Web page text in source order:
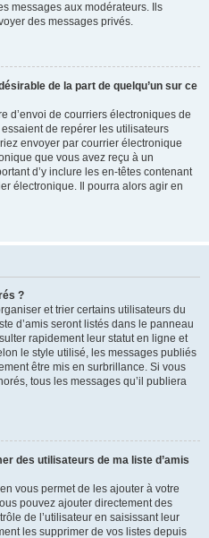
messages aux modérateurs. Ils
des messages privés.
de la part de quelqu’un sur ce
d’envoi de courriers électroniques de
de repérer les utilisateurs
envoyer par courrier électronique
que vous avez reçu à un
d’y inclure les en-têtes contenant
électronique. Il pourra alors agir en
?
et trier certains utilisateurs du
d’amis seront listés dans le panneau
rapidement leur statut en ligne et
le style utilisé, les messages publiés
être mis en surbrillance. Si vous
tous les messages qu’il publiera
des utilisateurs de ma liste d’amis
vous permet de les ajouter à votre
pouvez ajouter directement des
de l’utilisateur en saisissant leur
les supprimer de vos listes depuis